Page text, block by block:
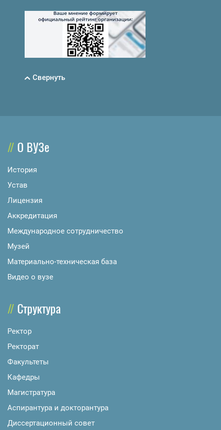
Свернуть
О ВУЗе
История
Устав
Лицензия
Аккредитация
Международное сотрудничество
Музей
Материально-техническая база
Видео о вузе
Структура
Ректор
Ректорат
Факультеты
Кафедры
Магистратура
Аспирантура и докторантура
Диссертационный совет